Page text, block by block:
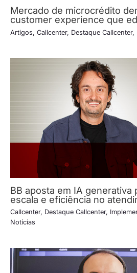
Mercado de microcrédito
customer experience que
Artigos, Callcenter, Destaque Callcenter,
BB aposta em IA generativa
escala e eficiência no
Callcenter, Destaque Callcenter,
Notícias